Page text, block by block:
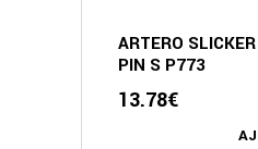
ARTERO
PIN S P773
13.78€